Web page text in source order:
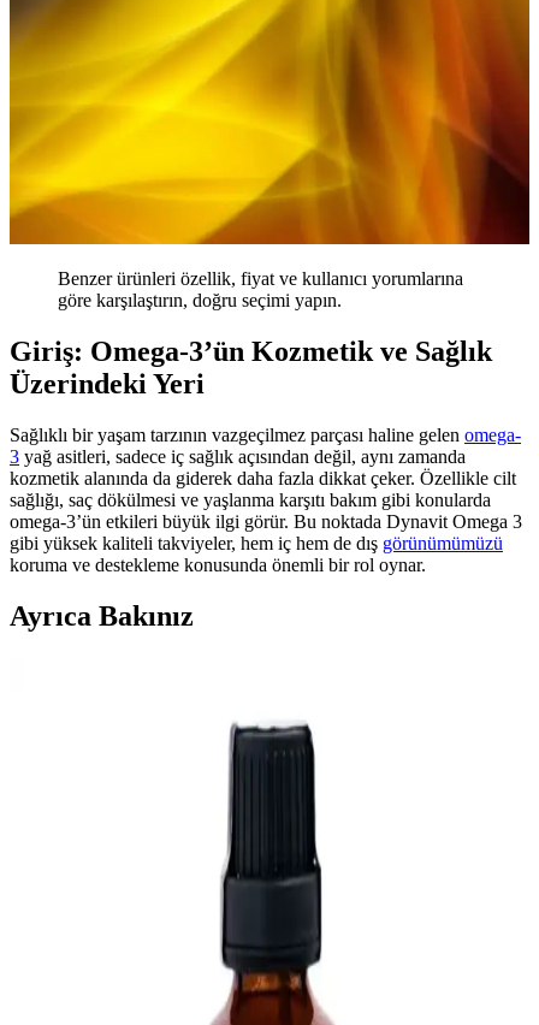
Benzer ürünleri özellik, fiyat ve kullanıcı yorumlarına
göre karşılaştırın, doğru seçimi yapın.
Giriş: Omega-3’ün Kozmetik ve Sağlık
Üzerindeki Yeri
Sağlıklı bir yaşam tarzının vazgeçilmez parçası haline gelen omega-
3 yağ asitleri, sadece iç sağlık açısından değil, aynı zamanda
kozmetik alanında da giderek daha fazla dikkat çeker. Özellikle cilt
sağlığı, saç dökülmesi ve yaşlanma karşıtı bakım gibi konularda
omega-3’ün etkileri büyük ilgi görür. Bu noktada Dynavit Omega 3
gibi yüksek kaliteli takviyeler, hem iç hem de dış görünümümüzü
koruma ve destekleme konusunda önemli bir rol oynar.
Ayrıca Bakınız
Aftershave ve Florida Water Tartışması
New Orleans'ta bulunan eski bir Stetson Aftershave şişesi, kokusu
kullanımıyla ilgili tartışmalara yol açtı. Kullanım ve güvenlik
Sağlık ve Güzellik Takviyelerinin Bilimsel Temelleri
ve Güvenlik Unsurları
Sağlık ve güzellik takviyeleri, vitamin ve minerallerle vücut
direncini ve cilt sağlığını destekler. Doğru kullanım ve güvenilir
ürün seçimi önemli, uzman görüşü alınmalı.